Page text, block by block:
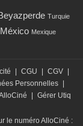
Turquie
Mexique
CGU CGV
Personnelles
Gérer Utiq
le numéro AlloCiné :